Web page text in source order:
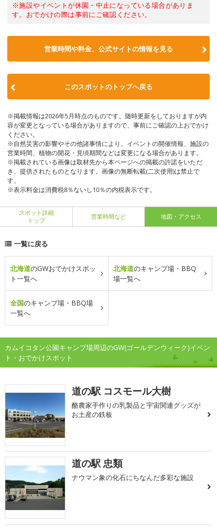
※施設やイベントが休園・中止になっている場合がありま
す。おでかけの際は事前にご確認ください。
営業時間や料金、公式サイトの情報を見る
このスポットのトップへ戻る
※掲載情報は2026年5月時点のものです。随時更新をしておりますが内
容が変更となっている場合がありますので、事前にご確認の上おでかけ
ください。
※自然災害の影響やその他諸事情により、イベントの開催情報、施設の
営業時間、植物の開花・見頃期間などは変更になる場合があります。
※掲載されている画像は取材先から本ページへの掲載の許諾をいただ
き、提供されたものとなります。画像の無断転載(二次使用)は禁止で
す。
※表示料金は消費税8％ないし10％の内税表示です。
スポット詳細
トップ
営業時間など 地図・アクセス
一覧に戻る
北海道のGWおでかけスポッ
ト一覧へ
北海道のキャンプ場・BBQ
場一覧へ
全国のキャンプ場・BBQ場
一覧へ
カムイコタン公園キャンプ場周辺のGW(ゴールデンウィーク)イベン
ト・おでかけスポット
道の駅 コスモール大樹
酪農家手作りの乳製品と宇宙関連グッズが
お土産の鉄板
道の駅 忠類
ナウマン象の化石にちなんだ多彩な施設